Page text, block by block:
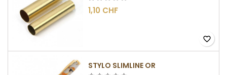
1,10 CHF
favorite_border
STYLO SLIMLINE OR